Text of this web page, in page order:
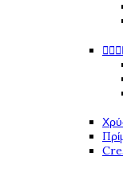
